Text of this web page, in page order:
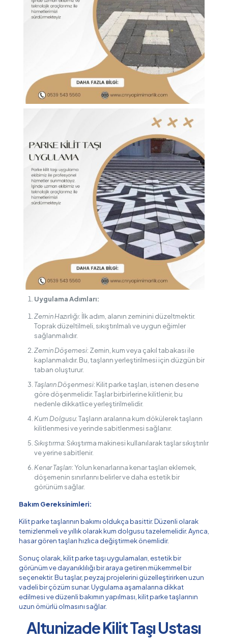
Uygulama Adımları:
Zemin Hazırlığı: İlk adım, alanın zeminini düzeltmektir.
Toprak düzeltilmeli, sıkıştırılmalı ve uygun eğimler
sağlanmalıdır.
Zemin Döşemesi: Zemin, kum veya çakıl tabakası ile
kaplanmalıdır. Bu, taşların yerleştirilmesi için düzgün bir
taban oluşturur.
Taşların Döşenmesi: Kilit parke taşları, istenen desene
göre döşenmelidir. Taşlar birbirlerine kilitlenir, bu
nedenle dikkatlice yerleştirilmelidir.
Kum Dolgusu: Taşların aralarına kum dökülerek taşların
kilitlenmesi ve yerinde sabitlenmesi sağlanır.
Sıkıştırma: Sıkıştırma makinesi kullanılarak taşlar sıkıştırılır
ve yerine sabitlenir.
Kenar Taşları: Yolun kenarlarına kenar taşları eklemek,
döşemenin sınırlarını belirler ve daha estetik bir
görünüm sağlar.
Bakım Gereksinimleri:
Kilit parke taşlarının bakımı oldukça basittir. Düzenli olarak
temizlenmeli ve yıllık olarak kum dolgusu tazelemelidir. Ayrıca,
hasar gören taşları hızlıca değiştirmek önemlidir.
Sonuç olarak, kilit parke taşı uygulamaları, estetik bir
görünüm ve dayanıklılığı bir araya getiren mükemmel bir
seçenektir. Bu taşlar, peyzaj projelerini güzelleştirirken uzun
vadeli bir çözüm sunar. Uygulama aşamalarına dikkat
edilmesi ve düzenli bakımın yapılması, kilit parke taşlarının
uzun ömürlü olmasını sağlar.
Altunizade Kilit Taşı Ustası